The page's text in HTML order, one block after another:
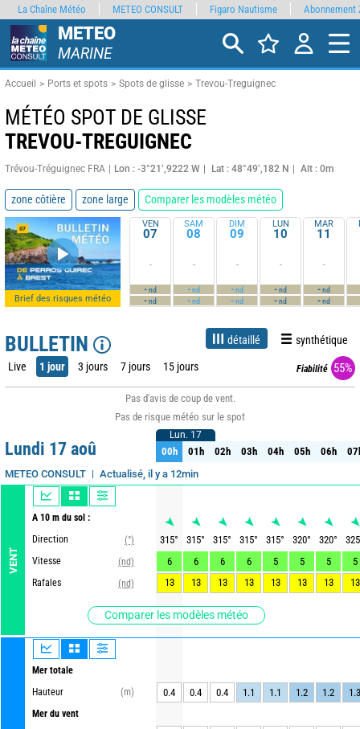
METEO
MARINE
Accueil Ports et spots Spots de glisse Trevou-Treguignec
MÉTÉO SPOT DE GLISSE
TREVOU-TREGUIGNEC
Trévou-Tréguignec FRA Lon : -3°21’,9222 W Lat : 48°49’,182 N Alt : 0m
zone côtière zone large Comparer les modèles météo
Brief des risques météo
VEN
07
-
-nd
-nd
SAM
08
-
-nd
-nd
DIM
09
-
-nd
-nd
LUN
10
-
-nd
-nd
MAR
11
-
-nd
-nd
BULLETIN détaillé synthétique
Live 1 jour 3 jours 7 jours 15 jours Fiabilité 55%
Pas d'avis de coup de vent.
Pas de risque météo sur le spot
Lundi 17 aoû
METEO CONSULT Actualisé, il y a 12min
VENT
A 10 m du sol :
Direction
(°)
Vitesse
(nd)
Rafales
(nd)
Comparer les modèles météo
Mer totale
Hauteur
(m)
Mer du vent
Lun. 17
00h 01h 02h 03h 04h 05h 06h
Lun. 17
00h 01h 02h 03h 04h 05h 06h
315° 315° 315° 315° 315° 320° 320°
325
6
6 6 6 5 5 5
5
13
13 13 13 13 13 13 13
0.4 0.4 0.4 1.1 1.1 1.2 1.2 1.3
La Chaîne Météo METEO CONSULT Figaro Nautisme Abonnement